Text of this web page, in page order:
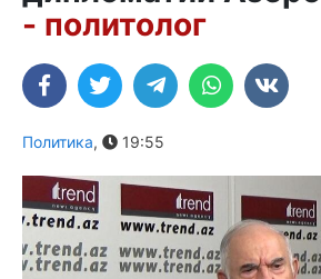
- политолог
Политика, 19:55